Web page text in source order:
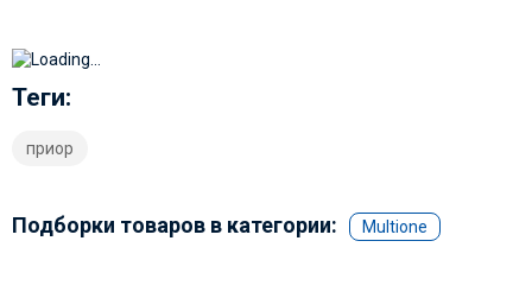
Теги:
приор
Подборки товаров в категории: Multione